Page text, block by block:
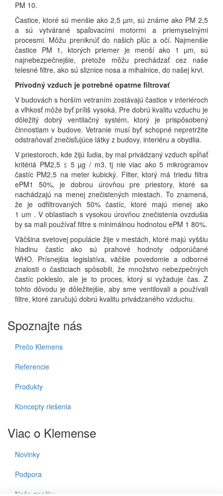
PM 10.
Častice, ktoré sú menšie ako 2,5 µm, sú známe ako PM 2,5
a sú vytvárané spaľovacími motormi a priemyselnými
procesmi. Môžu preniknúť do našich pľúc a očí. Najmenšie
častice PM 1, ktorých priemer je menší ako 1 µm, sú
najnebezpečnejšie, pretože môžu prechádzať cez naše
telesné filtre, ako sú sliznice nosa a mihalnice, do našej krvi.
Prívodný vzduch je potrebné opatrne filtrovať
V budovách s horším vetraním zostávajú častice v interiéroch
a vlhkosť môže byť príliš vysoká. Pre dobrú kvalitu vzduchu je
dôležitý dobrý ventilačný systém, ktorý je prispôsobený
činnostiam v budove.Vetranie musí byť schopné nepretržite
odstraňovať znečisťujúce látky z budovy, interiéru a obydlia.
V priestoroch, kde žijú ľudia, by mal privádzaný vzduch spĺňať
kritériá PM2,5 ≤ 5 µg / m3, tj nie viac ako 5 mikrogramov
častíc PM2,5 na meter kubický. Filter, ktorý má triedu filtra
ePM1 50%, je dobrou úrovňou pre priestory, ktoré sa
nachádzajú na menej znečistených miestach. To znamená,
že je odfiltrovaných 50% častíc, ktoré majú menej ako
1 um . V oblastiach s vysokou úrovňou znečistenia ovzdušia
by sa mali používať filtre s minimálnou hodnotou ePM 1 80%.
Väčšina svetovej populácie žije v mestách, ktoré majú vyššiu
hladinu častíc ako sú prahové hodnoty odporúčané
WHO. Prísnejšia legislatíva, väčšie povedomie a odborné
znalosti o časticiach spôsobili, že množstvo nebezpečných
častíc pokleslo, ale je to proces, ktorý si vyžaduje čas. Z
tohto dôvodu je dôležitejšie, aby sme ventilovali a používali
filtre, ktoré zaručujú dobrú kvalitu privádzaného vzduchu.
Spoznajte nás
Prečo Klemens
Referencie
Produkty
Koncepty riešenia
Viac o Klemense
Novinky
Podpora
Naše značky